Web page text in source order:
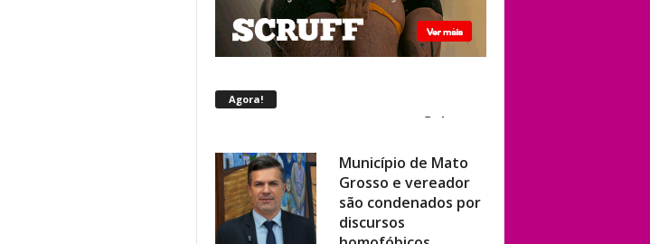
Agora!
Grosso e vereador
são condenados por
discursos
homofóbicos
durante sessão da